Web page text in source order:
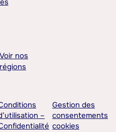
Voir nos
régions
–
Gestion des
consentements
cookies